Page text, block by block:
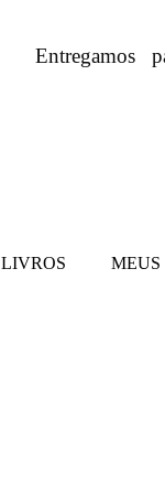
Entregamos
LIVROS MEUS